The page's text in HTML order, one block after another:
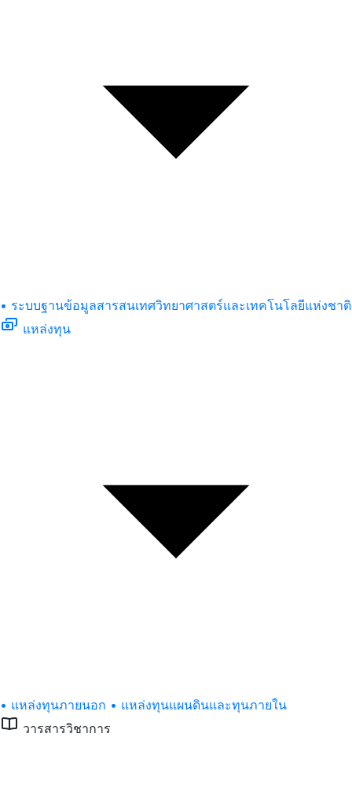
• ระบบฐานข้อมูลสารสนเทศวิทยาศาสตร์และเทคโนโลยีแห่งชาติ
แหล่งทุน
• แหล่งทุนภายนอก • แหล่งทุนแผนดินและทุนภายใน
วารสารวิชาการ